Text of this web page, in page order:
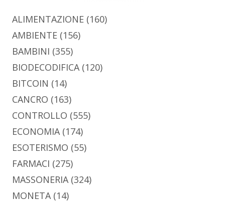
ALIMENTAZIONE (160)
AMBIENTE (156)
BAMBINI (355)
BIODECODIFICA(120)
BITCOIN (14)
CANCRO (163)
CONTROLLO (555)
ECONOMIA(174)
ESOTERISMO (55)
FARMACI (275)
MASSONERIA(324)
MONETA(14)